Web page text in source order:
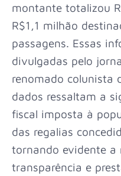
montante totalizou
R$1,1 milhão
passagens. Essas
divulgadas pelo
renomado colunista
dados ressaltam a
fiscal imposta à
das regalias
tornando evidente a
transparência e